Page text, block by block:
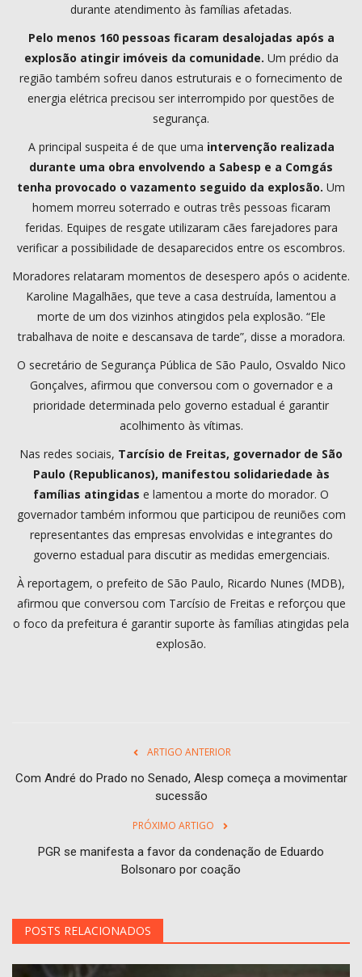
durante atendimento às famílias afetadas.
Pelo menos 160 pessoas ficaram desalojadas após a
explosão atingir imóveis da comunidade. Um prédio da
região também sofreu danos estruturais e o fornecimento de
energia elétrica precisou ser interrompido por questões de
segurança.
A principal suspeita é de que uma intervenção realizada
durante uma obra envolvendo a Sabesp e a Comgás
tenha provocado o vazamento seguido da explosão. Um
homem morreu soterrado e outras três pessoas ficaram
feridas. Equipes de resgate utilizaram cães farejadores para
verificar a possibilidade de desaparecidos entre os escombros.
Moradores relataram momentos de desespero após o acidente.
Karoline Magalhães, que teve a casa destruída, lamentou a
morte de um dos vizinhos atingidos pela explosão. “Ele
trabalhava de noite e descansava de tarde”, disse a moradora.
O secretário de Segurança Pública de São Paulo, Osvaldo Nico
Gonçalves, afirmou que conversou com o governador e a
prioridade determinada pelo governo estadual é garantir
acolhimento às vítimas.
Nas redes sociais, Tarcísio de Freitas, governador de São
Paulo (Republicanos), manifestou solidariedade às
famílias atingidas e lamentou a morte do morador. O
governador também informou que participou de reuniões com
representantes das empresas envolvidas e integrantes do
governo estadual para discutir as medidas emergenciais.
À reportagem, o prefeito de São Paulo, Ricardo Nunes (MDB),
afirmou que conversou com Tarcísio de Freitas e reforçou que
o foco da prefeitura é garantir suporte às famílias atingidas pela
explosão.
ARTIGO ANTERIOR
Com André do Prado no Senado, Alesp começa a movimentar
sucessão
PRÓXIMO ARTIGO
PGR se manifesta a favor da condenação de Eduardo
Bolsonaro por coação
POSTS RELACIONADOS